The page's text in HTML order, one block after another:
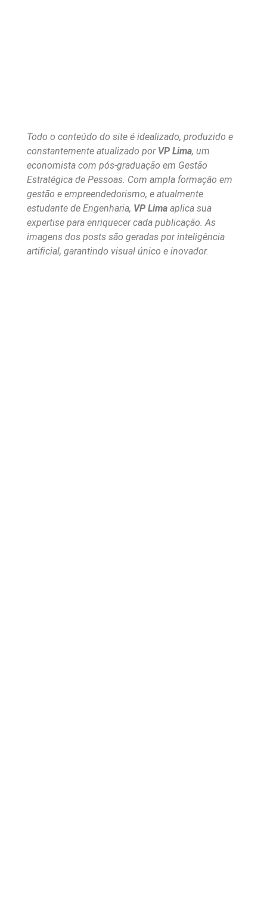
Todo o conteúdo do site é idealizado, produzido e
constantemente atualizado por VP Lima, um
economista com pós-graduação em Gestão
Estratégica de Pessoas. Com ampla formação em
gestão e empreendedorismo, e atualmente
estudante de Engenharia, VP Lima aplica sua
expertise para enriquecer cada publicação. As
imagens dos posts são geradas por inteligência
artificial, garantindo visual único e inovador.